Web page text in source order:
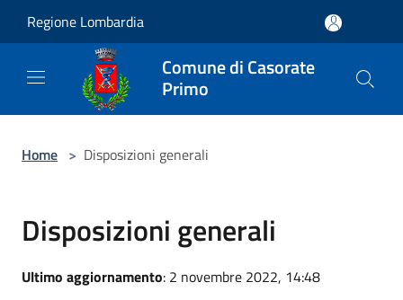
Regione Lombardia
Comune di Casorate
Primo
Home > Disposizioni generali
Disposizioni generali
Ultimo aggiornamento: 2 novembre 2022, 14:48